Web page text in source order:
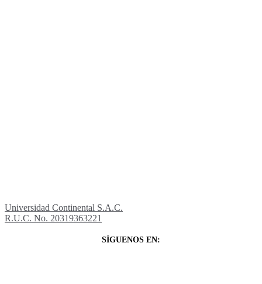
Universidad Continental S.A.C.
R.U.C. No. 20319363221
SÍGUENOS EN: